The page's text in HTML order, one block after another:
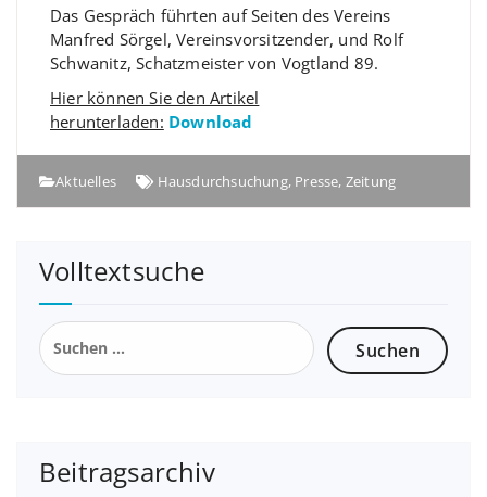
Das Gespräch führten auf Seiten des Vereins
Manfred Sörgel, Vereinsvorsitzender, und Rolf
Schwanitz, Schatzmeister von Vogtland 89.
Hier können Sie den Artikel
herunterladen: Download
Aktuelles Hausdurchsuchung, Presse, Zeitung
Volltextsuche
Beitragsarchiv